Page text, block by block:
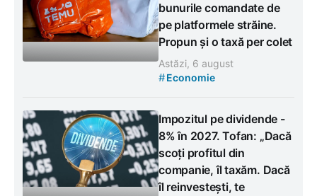
bunurile comandate de
pe platformele străine.
Propun și o taxă per colet
Astăzi, 6 august
#Economie
Impozitul pe dividende -
8% în 2027. Tofan: „Dacă
scoți profitul din
companie, îl taxăm. Dacă
îl reinvestești, te